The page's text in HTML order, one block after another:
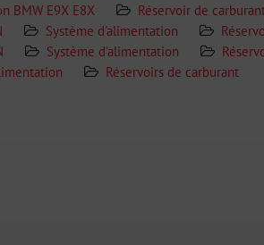
BMW E9X E8X Réservoir de
Système d'alimentation
Système d'alimentation
Réservoirs de carburant